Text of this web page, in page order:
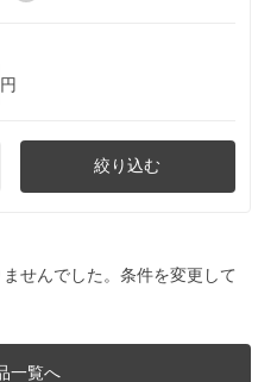
円
絞り込む
せんでした。条件を変更して
一覧へ